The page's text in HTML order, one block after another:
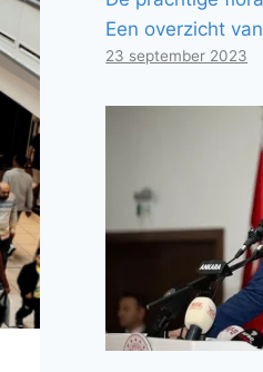
Een overzicht
23 september 2023